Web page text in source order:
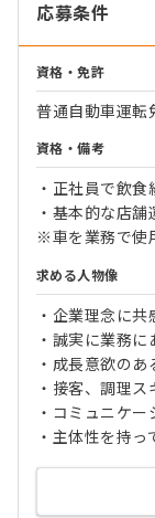
応募条件
資格・免許
普通自動車運転
資格・備考
・正社員で飲
・基本的な店舗
※車を業務で使
求める人物像
・企業理念に共
・誠実に業務
・成長意欲のあ
・接客、調理
・コミュニケ
・主体性を持